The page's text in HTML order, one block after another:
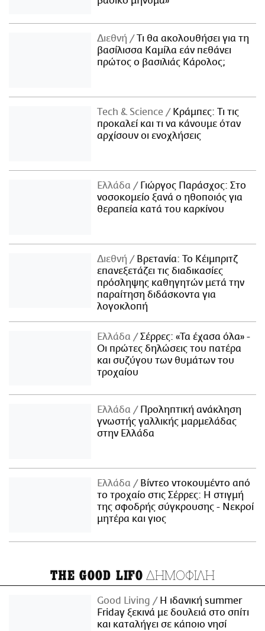
Διεθνή
Τι θα ακολουθήσει για τη
βασίλισσα Καμίλα εάν πεθάνει
πρώτος ο βασιλιάς Κάρολος;
Τech & Science
Κράμπες: Τι τις
προκαλεί και τι να κάνουμε όταν
αρχίσουν οι ενοχλήσεις
Ελλάδα
Γιώργος Παράσχος: Στο
νοσοκομείο ξανά ο ηθοποιός για
θεραπεία κατά του καρκίνου
Διεθνή
Βρετανία: Το Κέιμπριτζ
επανεξετάζει τις διαδικασίες
πρόσληψης καθηγητών μετά την
παραίτηση διδάσκοντα για
λογοκλοπή
Ελλάδα
Σέρρες: «Τα έχασα όλα» -
Οι πρώτες δηλώσεις του πατέρα
και συζύγου των θυμάτων του
τροχαίου
Ελλάδα
Προληπτική ανάκληση
γνωστής γαλλικής μαρμελάδας
στην Ελλάδα
Ελλάδα
Βίντεο ντοκουμέντο από
το τροχαίο στις Σέρρες: Η στιγμή
της σφοδρής σύγκρουσης - Νεκροί
μητέρα και γιος
THE GOOD LIFO ΔΗΜΟΦΙΛΗ
Good Living
Η ιδανική summer
Friday ξεκινά με δουλειά στο σπίτι
και καταλήγει σε κάποιο νησί